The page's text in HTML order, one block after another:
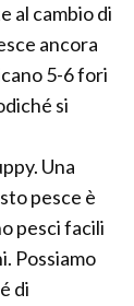
al cambio di
ancora
5-6 fori
si
Una
pesce è
pesci facili
Possiamo
di